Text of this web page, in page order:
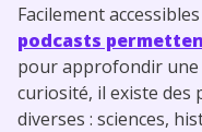
Facilement
podcasts
pour approfondir une
curiosité, il existe des
diverses : sciences,